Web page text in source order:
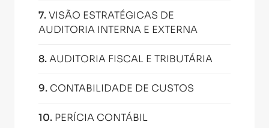
7.VISÃO ESTRATÉGICAS DE
AUDITORIA INTERNA E EXTERNA
8.AUDITORIA FISCAL E TRIBUTÁRIA
9. CONTABILIDADE DE CUSTOS
10. PERÍCIA CONTÁBIL